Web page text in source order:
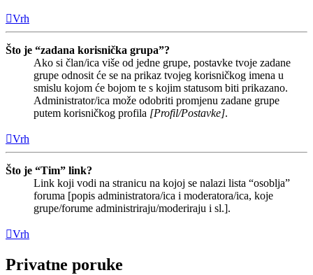
Vrh
Što je “zadana korisnička grupa”?
Ako si član/ica više od jedne grupe, postavke tvoje zadane
grupe odnosit će se na prikaz tvojeg korisničkog imena u
smislu kojom će bojom te s kojim statusom biti prikazano.
Administrator/ica može odobriti promjenu zadane grupe
putem korisničkog profila [Profil/Postavke].
Vrh
Što je “Tim” link?
Link koji vodi na stranicu na kojoj se nalazi lista “osoblja”
foruma [popis administratora/ica i moderatora/ica, koje
grupe/forume administriraju/moderiraju i sl.].
Vrh
Privatne poruke